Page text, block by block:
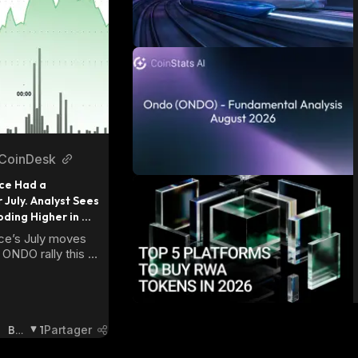
Had a
Analyst Sees
Higher in
July moves
rally this
Bai
1Partager